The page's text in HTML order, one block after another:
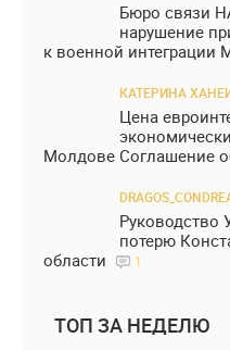
Бюро связи
нарушение
к военной интеграции
КАТЕРИНА
Цена
Молдове Соглашение
Руководство
потерю
области
1
ТОП ЗА НЕДЕЛЮ